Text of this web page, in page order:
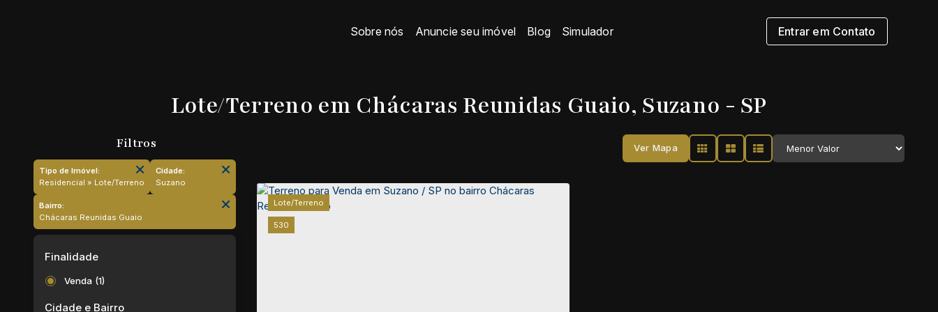
Entrar em Contato
Simulador
Blog
Anuncie seu imóvel
Sobre nós
Lote/Terreno em Chácaras Reunidas Guaio, Suzano - SP
Tipo de Imóvel:
Residencial » Lote/Terreno
Cidade:
Suzano
Bairro:
Chácaras Reunidas Guaio
Finalidade
Venda (1)
Cidade e Bairro
Ver Mapa
530
Lote/Terreno